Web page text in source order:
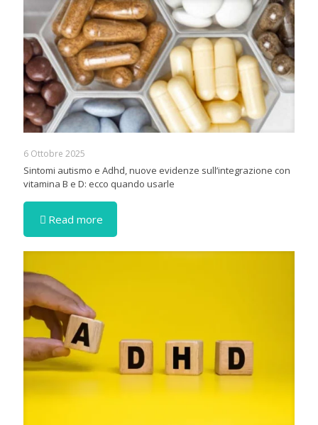
6 Ottobre 2025
Sintomi autismo e Adhd, nuove evidenze sull’integrazione con
vitamina B e D: ecco quando usarle
Read more